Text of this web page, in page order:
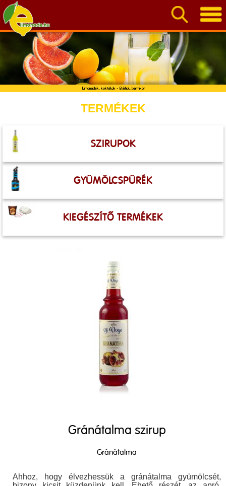
Limonádék, koktélok - Bárhol, bármikor
TERMÉKEK
SZIRUPOK
GYÜMÖLCSPÜRÉK
KIEGÉSZÍTŐ TERMÉKEK
Gránátalma szirup
Gránátalma
Ahhoz, hogy élvezhessük a gránátalma gyümölcsét,